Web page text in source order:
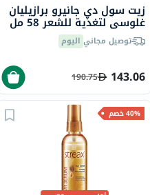
زيت سول دي جانيرو برازيليان
غلوسي لتغذية للشعر 58 مل
توصيل مجاني اليوم
143.06
190.75
40% خصم